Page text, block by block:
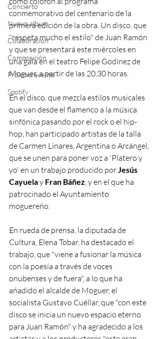
Concierto
Nuevo album
Colaboración
Composición
Próximo evento
Spotify
conmemorativo del centenario de la
primera edición de la obra. Un disco, que
"respeta mucho el estilo" de Juan Ramón
y que se presentará este miércoles en
una gala en el teatro Felipe Godínez de
Moguer, a partir de las 20,30 horas.
En el disco, que mezcla estilos musicales
que van desde el flamenco a la música
sinfónica pasando por el rock o el hip-
hop, han participado artistas de la talla
de Carmen Linares, Argentina o Arcángel,
que se unen para poner voz a 'Platero y
yo' en un trabajo producido por Jesús
Cayuela y Fran Báñez, y en el que ha
patrocinado el Ayuntamiento
moguereño.
En rueda de prensa, la diputada de
Cultura, Elena Tobar, ha destacado el
trabajo, que "viene a fusionar la música
con la poesía a través de voces
onubenses y de fuera", a lo que ha
añadido el alcalde de Moguer, el
socialista Gustavo Cuéllar, que "con este
disco se inicia un nuevo espacio eterno
para Juan Ramón" y ha agradecido a los